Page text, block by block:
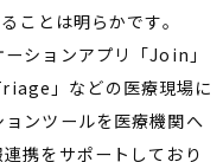
ことは明らかです。
ションアプリ「Join」
」などの医療現場に
ンツールを医療機関へ
携をサポートしており